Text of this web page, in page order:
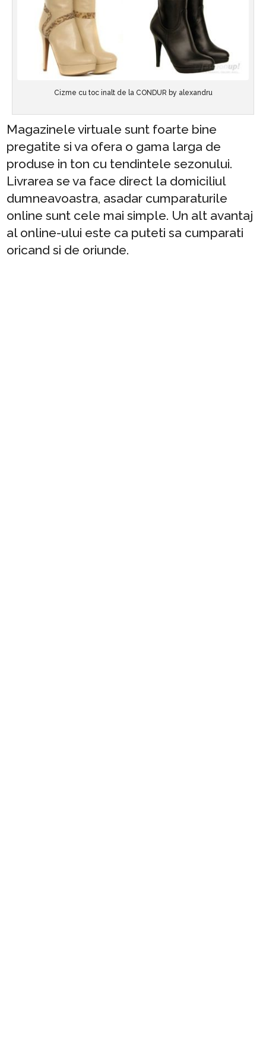
Cizme cu toc inalt de la CONDUR by alexandru
Magazinele virtuale sunt foarte bine
pregatite si va ofera o gama larga de
produse in ton cu tendintele sezonului.
Livrarea se va face direct la domiciliul
dumneavoastra, asadar cumparaturile
online sunt cele mai simple. Un alt avantaj
al online-ului este ca puteti sa cumparati
oricand si de oriunde.